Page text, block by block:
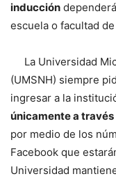
inducción
escuela o facultad de
La Universidad
(UMSNH) siempre
ingresar a la
únicamente a
por medio de los
Facebook que
Universidad